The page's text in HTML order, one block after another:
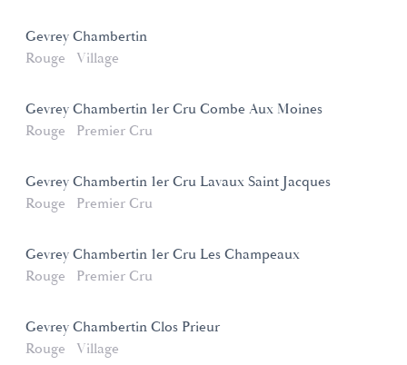
Gevrey Chambertin
Rouge
Village
Gevrey Chambertin 1er Cru Combe Aux Moines
Rouge
Premier Cru
Gevrey Chambertin 1er Cru Lavaux Saint Jacques
Rouge
Premier Cru
Gevrey Chambertin 1er Cru Les Champeaux
Rouge
Premier Cru
Gevrey Chambertin Clos Prieur
Rouge
Village